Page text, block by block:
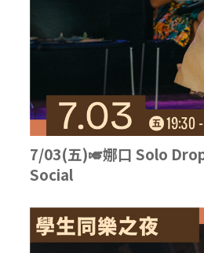
7/03(五)🎺娜口 Solo
Social